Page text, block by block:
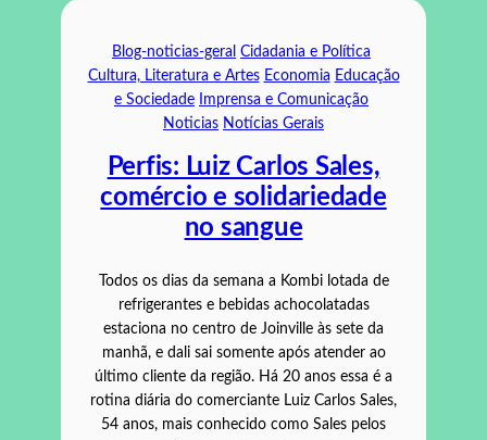
Blog-noticias-geral Cidadania e Política
Cultura, Literatura e Artes Economia Educação
e Sociedade
Imprensa e Comunicação
Noticias Notícias Gerais
Perfis: Luiz Carlos Sales,
comércio e solidariedade
no sangue
Todos os dias da semana a Kombi lotada de
refrigerantes e bebidas achocolatadas
estaciona no centro de Joinville às sete da
manhã, e dali sai somente após atender ao
último cliente da região. Há 20 anos essa é a
rotina diária do comerciante Luiz Carlos Sales,
54 anos, mais conhecido como Sales pelos